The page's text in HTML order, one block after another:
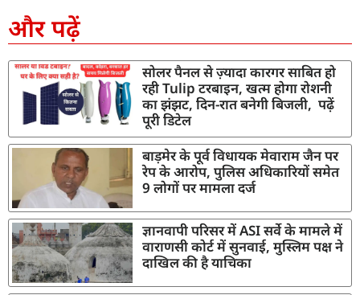
और पढ़ें
सोलर पैनल से ज़्यादा कारगर साबित हो
रही Tulip टरबाइन, खत्म होगा रोशनी
का झंझट, दिन-रात बनेगी बिजली, पढ़ें
पूरी डिटेल
बाड़मेर के पूर्व विधायक मेवाराम जैन पर
रेप के आरोप, पुलिस अधिकारियों समेत
9 लोगों पर मामला दर्ज
ज्ञानवापी परिसर में ASI सर्वे के मामले में
वाराणसी कोर्ट में सुनवाई, मुस्लिम पक्ष ने
दाखिल की है याचिका